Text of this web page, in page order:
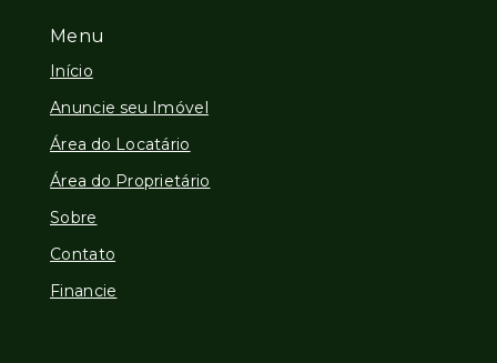
Menu
Início
Anuncie seu Imóvel
Área do Locatário
Área do Proprietário
Sobre
Contato
Financie